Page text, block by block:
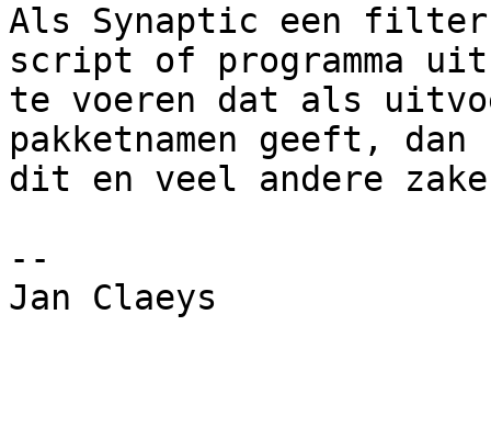
Als Synaptic een filter-
script of programma uit
te voeren dat als
pakketnamen geeft,
dit en veel andere
--
Jan Claeys